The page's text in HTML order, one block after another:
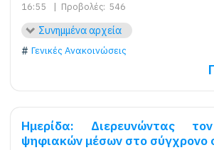
16:55
| Προβολές: 546
Συνημμένα αρχεία
Γενικές Ανακοινώσεις
Ημερίδα: Διερευνώντας
ψηφιακών μέσων στο σύγχρονο